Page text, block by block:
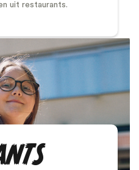
uit restaurants.